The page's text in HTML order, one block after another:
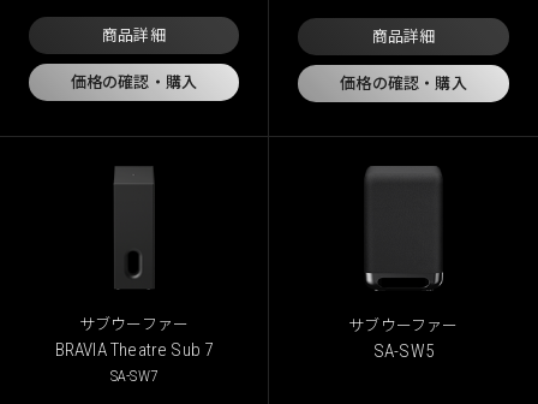
商品詳細
価格の確認・購入
商品詳細
価格の確認・購入
サブウーファー
BRAVIA Theatre Sub 7
SA-SW7
サブウーファー
SA-SW5